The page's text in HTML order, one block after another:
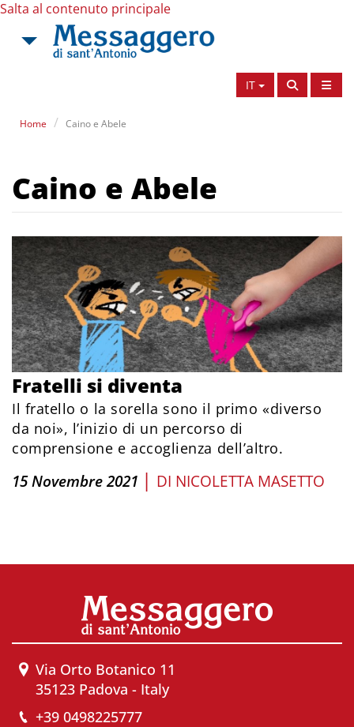
Salta al contenuto principale
IT
Home Caino e Abele
Caino e Abele
Fratelli si diventa
Il fratello o la sorella sono il primo «diverso
da noi», l’inizio di un percorso di
comprensione e accoglienza dell’altro.
15 Novembre 2021 | DI NICOLETTA MASETTO
Via Orto Botanico 11
35123 Padova - Italy
+39 0498225777